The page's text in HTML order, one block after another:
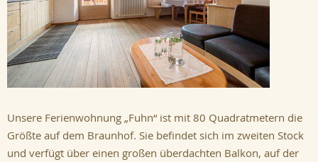
Unsere Ferienwohnung „Fuhn“ ist mit 80 Quadratmetern die
Größte auf dem Braunhof. Sie befindet sich im zweiten Stock
und verfügt über einen großen überdachten Balkon, auf der